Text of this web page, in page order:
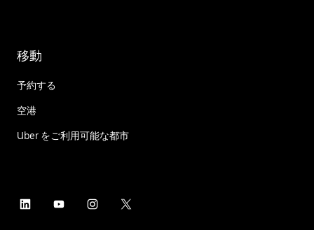
移動
予約する
空港
Uber をご利用可能な都市